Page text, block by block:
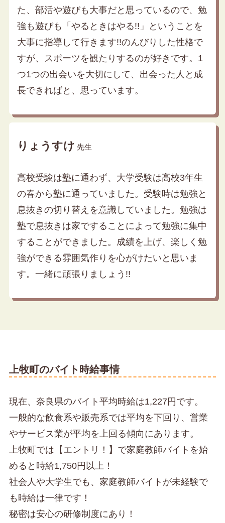
た、部活や遊びも大事だと思っているので、勉
強も遊びも「やるときはやる!!」ということを
大事に指導して行きます!!のんびりした性格で
すが、スポーツを観たりするのが好きです。1
つ1つの出会いを大切にして、出会った人と成
長できればと、思っています。
りょうすけ 先生
高校受験は塾に通わず、大学受験は高校3年生
の春から塾に通っていました。受験時は勉強と
息抜きの切り替えを意識していました。勉強は
塾で息抜きは家ですることによって勉強に集中
することができました。成績を上げ、楽しく勉
強ができる雰囲気作りを心がけたいと思いま
す。一緒に頑張りましょう!!
上牧町のバイト時給事情
現在、奈良県のバイト平均時給は1,227円です。
一般的な飲食系や販売系では平均を下回り、営業
やサービス業が平均を上回る傾向にあります。
上牧町では【エントリ！】で家庭教師バイトを始
めると時給1,750円以上！
社会人や大学生でも、家庭教師バイトが未経験で
も時給は一律です！
秘密は安心の研修制度にあり！